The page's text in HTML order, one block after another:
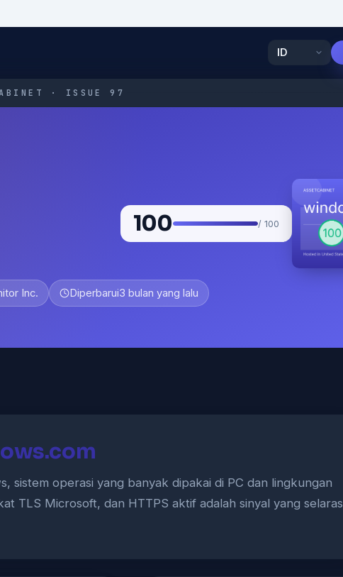
· ISSUE 97
100 / 100
Inc. Diperbarui3 bulan yang lalu
sistem operasi yang banyak dipakai di PC dan lingkungan
TLS Microsoft, dan HTTPS aktif adalah sinyal yang selaras